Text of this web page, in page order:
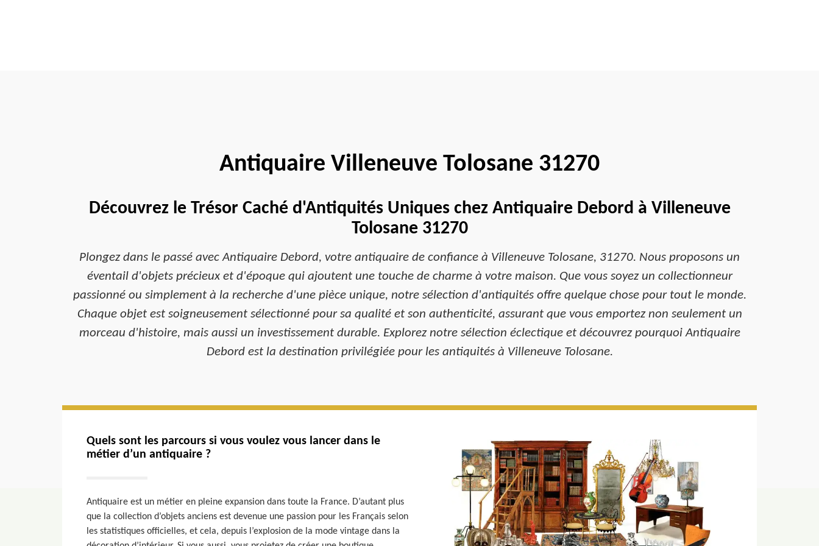
Antiquaire Villeneuve Tolosane 31270
Découvrez le Trésor Caché d'Antiquités Uniques chez Antiquaire Debord à Villeneuve
Tolosane 31270
Plongez dans le passé avec Antiquaire Debord, votre antiquaire de confiance à Villeneuve Tolosane, 31270. Nous proposons un
éventail d'objets précieux et d'époque qui ajoutent une touche de charme à votre maison. Que vous soyez un collectionneur
passionné ou simplement à la recherche d'une pièce unique, notre sélection d'antiquités offre quelque chose pour tout le monde.
Chaque objet est soigneusement sélectionné pour sa qualité et son authenticité, assurant que vous emportez non seulement un
morceau d'histoire, mais aussi un investissement durable. Explorez notre sélection éclectique et découvrez pourquoi Antiquaire
Debord est la destination privilégiée pour les antiquités à Villeneuve Tolosane.
Quels sont les parcours si vous voulez vous lancer dans le
métier d’un antiquaire ?
Antiquaire est un métier en pleine expansion dans toute la France. D’autant plus
que la collection d’objets anciens est devenue une passion pour les Français selon
les statistiques officielles, et cela, depuis l’explosion de la mode vintage dans la